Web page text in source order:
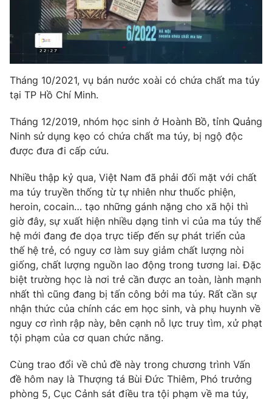
Tháng 10/2021, vụ bán nước xoài có chứa chất ma túy
tại TP Hồ Chí Minh.
Tháng 12/2019, nhóm học sinh ở Hoành Bồ, tỉnh Quảng
Ninh sử dụng kẹo có chứa chất ma túy, bị ngộ độc
được đưa đi cấp cứu.
Nhiều thập kỷ qua, Việt Nam đã phải đối mặt với chất
ma túy truyền thống từ tự nhiên như thuốc phiện,
heroin, cocain… tạo những gánh nặng cho xã hội thì
giờ đây, sự xuất hiện nhiều dạng tinh vi của ma túy thế
hệ mới đang đe dọa trực tiếp đến sự phát triển của
thế hệ trẻ, có nguy cơ làm suy giảm chất lượng nòi
giống, chất lượng nguồn lao động trong tương lai. Đặc
biệt trường học là nơi trẻ cần được an toàn, lành mạnh
nhất thì cũng đang bị tấn công bởi ma túy. Rất cần sự
nhận thức của chính các em học sinh, và phụ huynh về
nguy cơ rình rập này, bên cạnh nỗ lực truy tìm, xử phạt
tội phạm của cơ quan chức năng.
Cùng trao đổi về chủ đề này trong chương trình Vấn
đề hôm nay là Thượng tá Bùi Đức Thiêm, Phó trưởng
phòng 5, Cục Cảnh sát điều tra tội phạm về ma túy,